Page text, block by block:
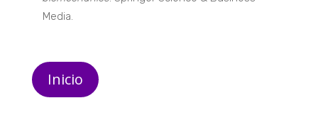
Media.
Inicio